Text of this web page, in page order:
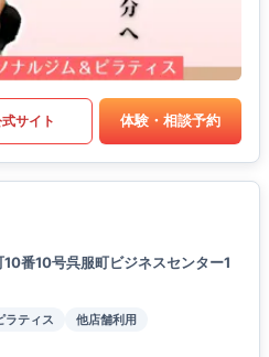
サイト 体験・相談予約
番10号呉服町ビジネスセンター1
ラティス
他店舗利用